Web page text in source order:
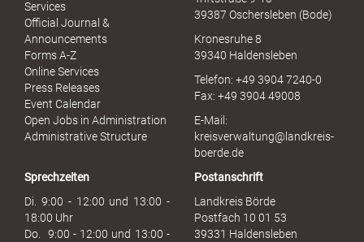
s
u
h
Services
Official Journal &
Announcements
Forms A-Z
Online Services
Press Releases
Event Calendar
Open Jobs in Administration
Administrative Structure
39387 Oschersleben (Bode)
Kronesruhe 8
39340 Haldensleben
Telefon: +49 3904 7240-0
Fax: +49 3904 49008
E-Mail:
kreisverwaltung@landkreis-
boerde.de
Sprechzeiten
Di. 9:00 - 12:00 und 13:00 -
18:00 Uhr
Do. 9:00 - 12:00 und 13:00 -
Postanschrift
Landkreis Börde
Postfach 10 01 53
39331 Haldensleben